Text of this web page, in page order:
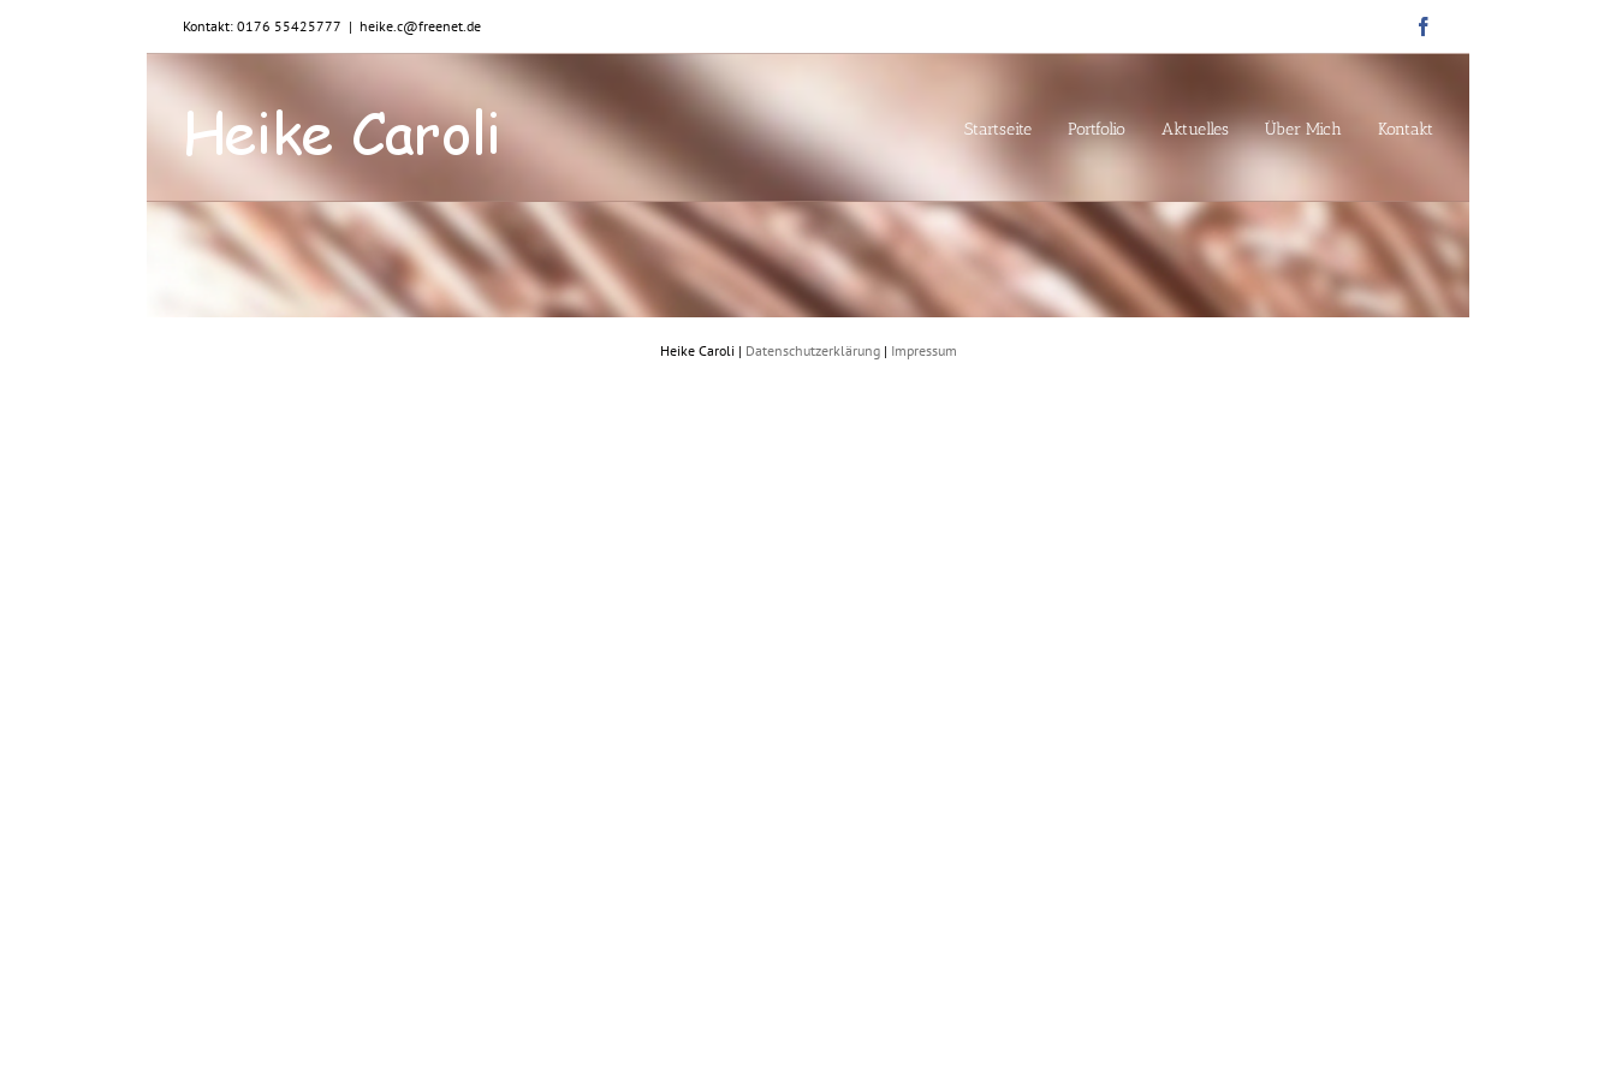
Kontakt: 0176 55425777 | heike.c@freenet.de
Startseite Portfolio Aktuelles Über Mich Kontakt
Heike Caroli | Datenschutzerklärung| Impressum